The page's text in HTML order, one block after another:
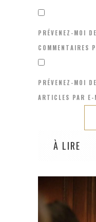
PRÉVENEZ-MOI
COMMENTAIRES
PRÉVENEZ-MOI
ARTICLES PAR E-
À LIRE